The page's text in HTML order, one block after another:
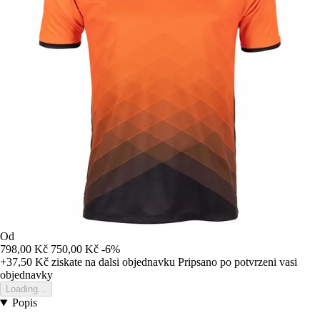
Od
798,00 Kč 750,00 Kč -6%
+37,50 Kč ziskate na dalsi objednavku Pripsano po potvrzeni vasi
objednavky
Loading...
Popis